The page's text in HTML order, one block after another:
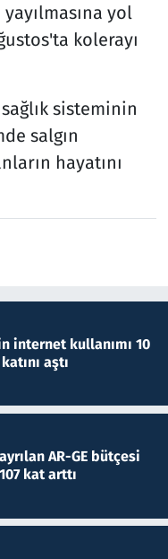
yol
kolerayı
sisteminin
salgın
hayatını
internet kullanımı 10
aştı
AR-GE bütçesi
kat arttı